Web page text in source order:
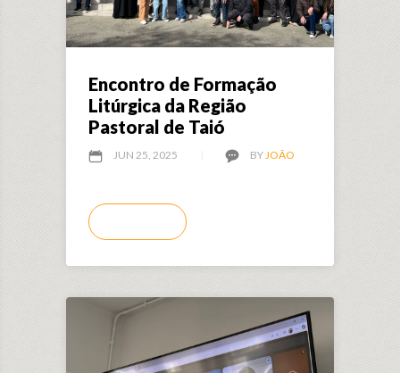
Encontro de Formação
Litúrgica da Região
Pastoral de Taió
JUN 25, 2025 BY JOÃO